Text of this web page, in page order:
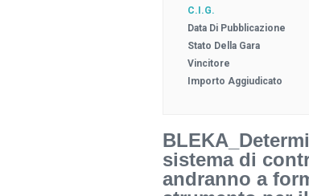
C.I.G.
Data Di Pubblicazione
Stato Della Gara
Vincitore
Importo Aggiudicato
sistema di
andranno a